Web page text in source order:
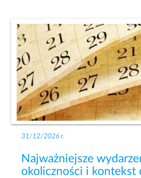
31/12/2026 r.
Najważniejsze
okoliczności i kontekst